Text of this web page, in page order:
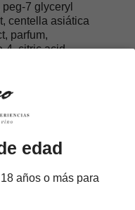
7 glyceryl
centella asiática
parfum,
4, citric acid,
Atención
941322350
edad
años o más para